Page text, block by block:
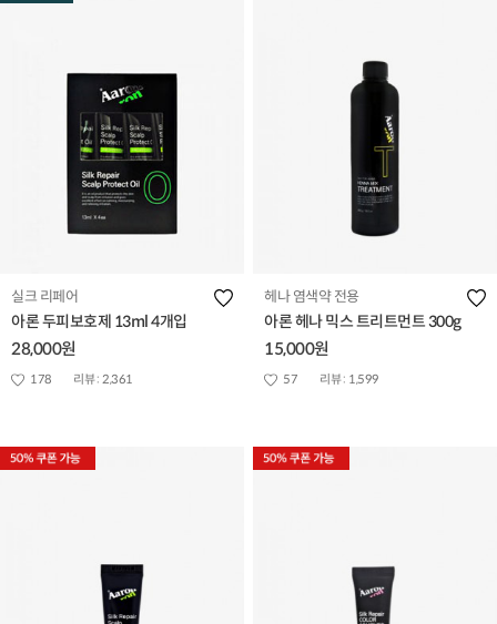
실크 리페어
아론 두피보호제 13ml 4개입
28,000원
178 리뷰 : 2,361
헤나 염색약 전용
아론 헤나 믹스 트리트먼트 300g
15,000원
57 리뷰 : 1,599